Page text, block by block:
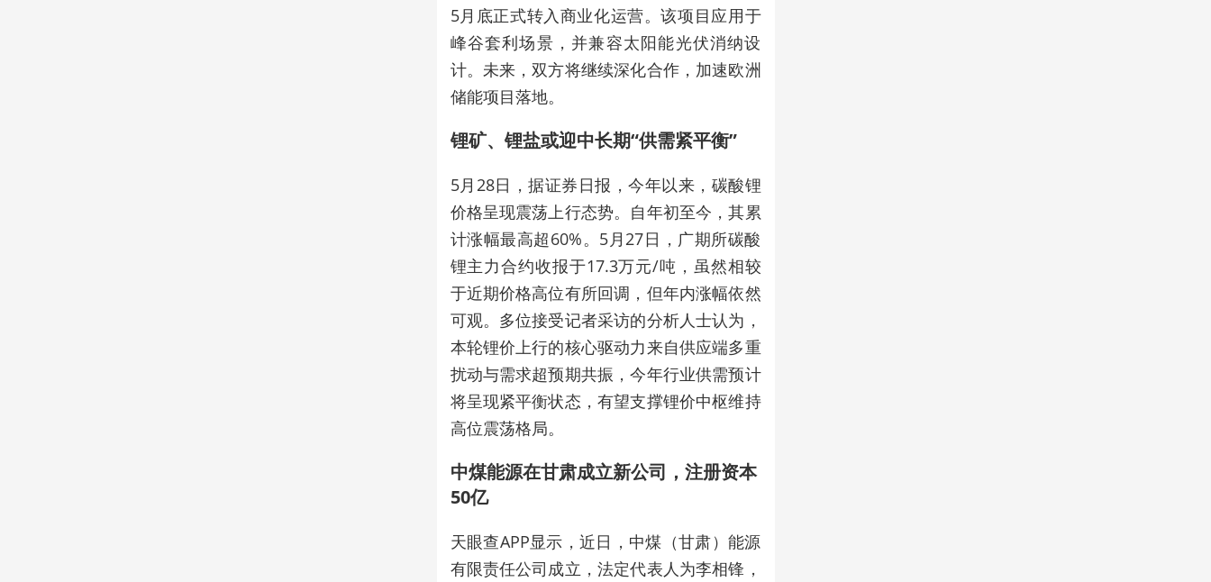
5月底正式转入商业化运营。该项目应用于
峰谷套利场景，并兼容太阳能光伏消纳设
计。未来，双方将继续深化合作，加速欧洲
储能项目落地。
锂矿、锂盐或迎中长期“供需紧平衡”
5月28日， 据证券日报 ， 今年以来，碳酸锂
价格呈现震荡上行态势。自年初至今，其累
计涨幅最高超60%。5月27日，广期所碳酸
锂主力合约收报于17.3万元/吨，虽然相较
于近期价格高位有所回调，但年内涨幅依然
可观。多位接受记者采访的分析人士认为，
本轮锂价上行的核心驱动力来自供应端多重
扰动与需求超预期共振，今年行业供需预计
将呈现紧平衡状态，有望支撑锂价中枢维持
高位震荡格局。
中煤能源在甘肃成立新公司，注册资本
50亿
天眼查APP显示，近日，中煤（甘肃）能源
有限责任公司成立，法定代表人为李相锋，